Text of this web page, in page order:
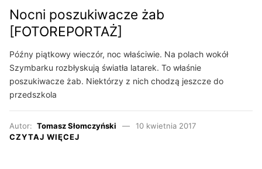
Nocni poszukiwacze żab
[FOTOREPORTAŻ]
Późny piątkowy wieczór, noc właściwie. Na polach wokół
Szymbarku rozbłyskują światła latarek. To właśnie
poszukiwacze żab. Niektórzy z nich chodzą jeszcze do
przedszkola
Autor: Tomasz Słomczyński
10 kwietnia 2017
CZYTAJ WIĘCEJ